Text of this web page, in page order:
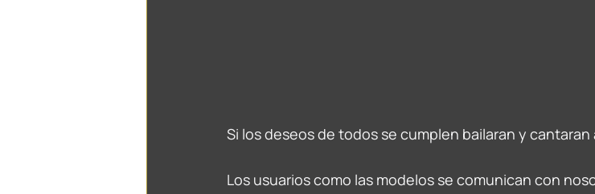
Si los deseos de todos se cumplen bailaran y cantaran
Los usuarios como las modelos se comunican con